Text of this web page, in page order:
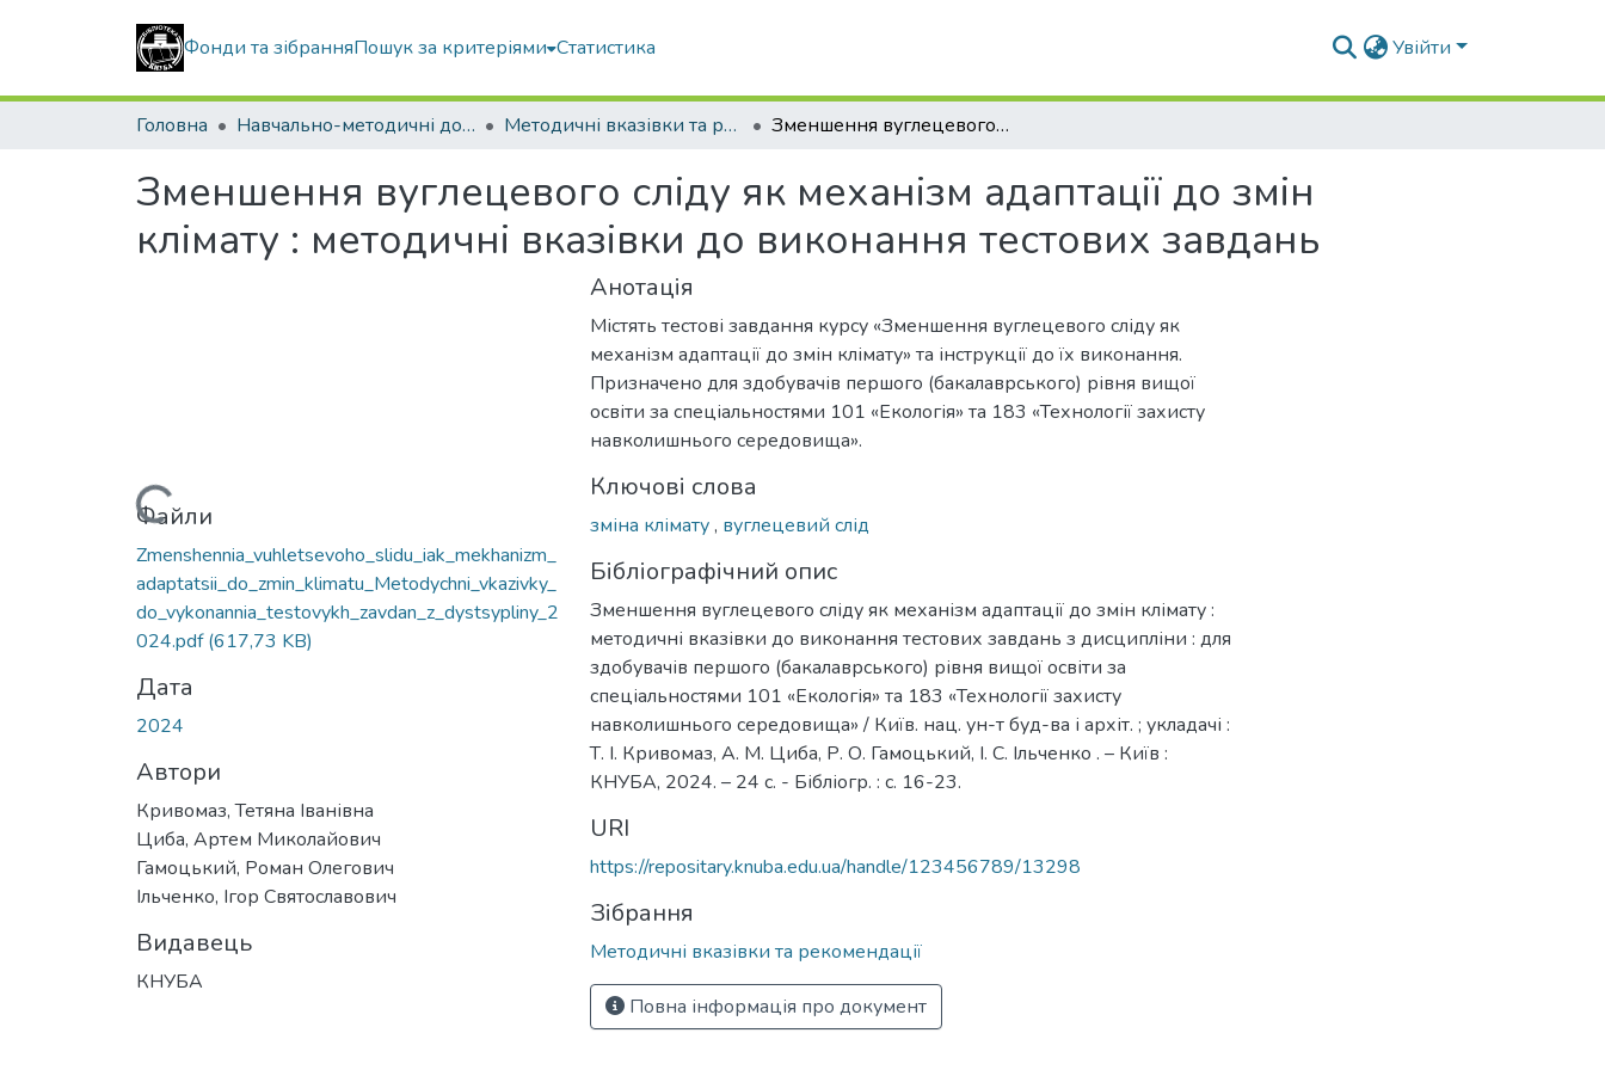
Фонди та зібранняПошук за критеріями Статистика Увійти
Головна Навчально-методичні документи Методичні вказівки та рекомендації Зменшення вуглецевого сліду як механізм адаптації до змін клімату : методичні вказівки до виконання тестових завдань
Зменшення вуглецевого сліду як механізм адаптації до змін
клімату : методичні вказівки до виконання тестових завдань
Вантажиться...
Файли
Zmenshennia_vuhletsevoho_slidu_iak_mekhanizm_
adaptatsii_do_zmin_klimatu_Metodychni_vkazivky_
do_vykonannia_testovykh_zavdan_z_dystsypliny_2
024.pdf(617,73 KB)
Дата
2024
Автори
Кривомаз, Тетяна Іванівна
Циба, Артем Миколайович
Гамоцький, Роман Олегович
Ільченко, Ігор Святославович
Видавець
КНУБА
Анотація
Містять тестові завдання курсу «Зменшення вуглецевого сліду як
механізм адаптації до змін клімату» та інструкції до їх виконання.
Призначено для здобувачів першого (бакалаврського) рівня вищої
освіти за спеціальностями 101 «Екологія» та 183 «Технології захисту
навколишнього середовища».
Ключові слова
зміна клімату, вуглецевий слід
Бібліографічний опис
Зменшення вуглецевого сліду як механізм адаптації до змін клімату :
методичні вказівки до виконання тестових завдань з дисципліни : для
здобувачів першого (бакалаврського) рівня вищої освіти за
спеціальностями 101 «Екологія» та 183 «Технології захисту
навколишнього середовища» / Київ. нац. ун-т буд-ва і архіт. ; укладачі :
Т. І. Кривомаз, А. М. Циба, Р. О. Гамоцький, І. С. Ільченко . – Київ :
КНУБА, 2024. – 24 с. - Бібліогр. : с. 16-23.
URI
https://repositary.knuba.edu.ua/handle/123456789/13298
Зібрання
Методичні вказівки та рекомендації
Повна інформація про документ